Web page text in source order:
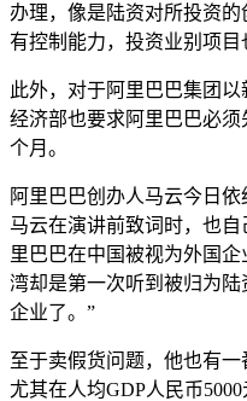
办理，像是陆资对所投资
有控制能力，投资业别项目
此外，对于阿里巴巴集团以
经济部也要求阿里巴巴必
个月。
阿里巴巴创办人马云今日依
马云在演讲前致词时，也
里巴巴在中国被视为外国
湾却是第一次听到被归为
企业了。”
至于卖假货问题，他也有一
尤其在人均GDP人民币